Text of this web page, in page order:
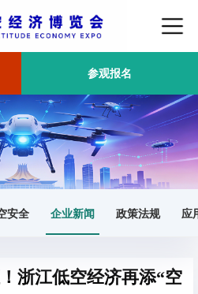
参观报名
安全 企业新闻 政策法规 应
浙江低空经济再添“空